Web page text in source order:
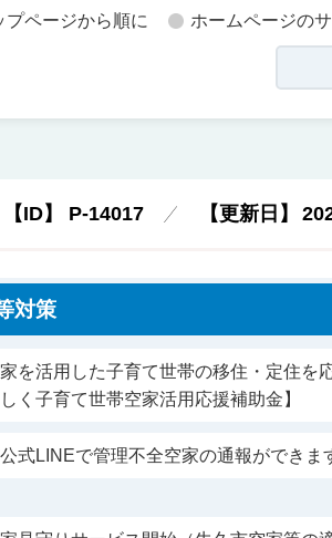
プページから順に
ホームページの
【ID】 P-14017 【更新日】
対策
を活用した子育て世帯の移住・定住を
く子育て世帯空家活用応援補助金】
式LINEで管理不全空家の通報ができま